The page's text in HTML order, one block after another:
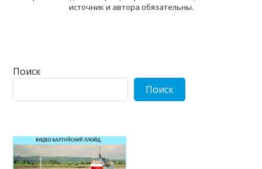
источник и автора обязательны.
Поиск
Поиск